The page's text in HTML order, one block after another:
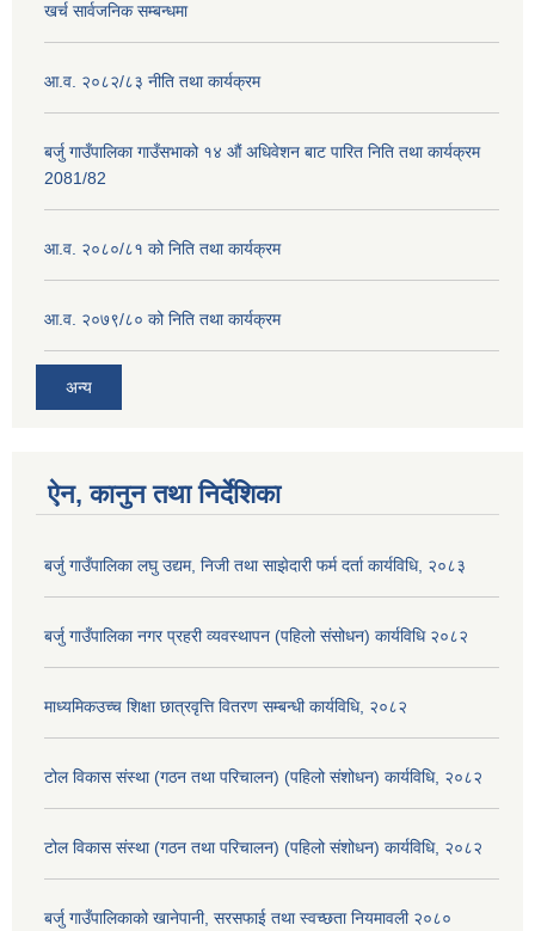
खर्च सार्वजनिक सम्बन्धमा
आ.व. २०८२/८३ नीति तथा कार्यक्रम
बर्जु गाउँपालिका गाउँसभाको १४ औं अधिवेशन बाट पारित निति तथा कार्यक्रम
2081/82
आ.व. २०८०/८१ को निति तथा कार्यक्रम
आ.व. २०७९/८० को निति तथा कार्यक्रम
अन्य
ऐन, कानुन तथा निर्देशिका
बर्जु गाउँपालिका लघु उद्यम, निजी तथा साझेदारी फर्म दर्ता कार्यविधि, २०८३
बर्जु गाउँपालिका नगर प्रहरी व्यवस्थापन (पहिलो संसोधन) कार्यविधि २०८२
माध्यमिकउच्च शिक्षा छात्रवृत्ति वितरण सम्बन्धी कार्यविधि, २०८२
टोल विकास संस्था (गठन तथा परिचालन) (पहिलो संशोधन) कार्यविधि, २०८२
टोल विकास संस्था (गठन तथा परिचालन) (पहिलो संशोधन) कार्यविधि, २०८२
बर्जु गाउँपालिकाको खानेपानी, सरसफाई तथा स्वच्छता नियमावली २०८०